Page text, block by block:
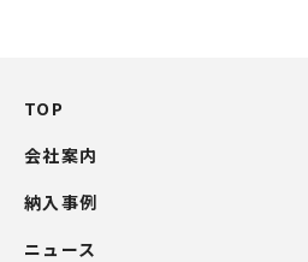
TOP
会社案内
納入事例
ニュース